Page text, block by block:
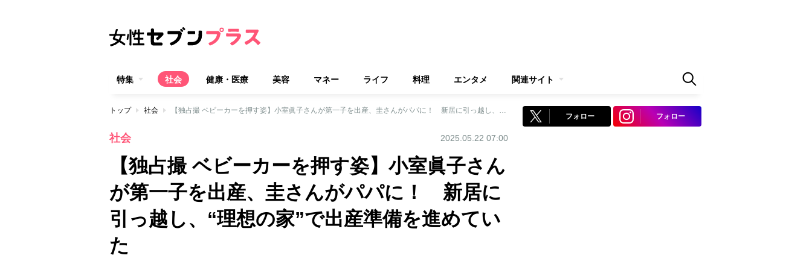
特集 社会 健康・医療 美容 マネー ライフ 料理 エンタメ 関連サイト
トップ 社会 【独占撮 ベビーカーを押す姿】小室眞子さんが第一子を出産、圭さんがパパに！ 新居に引っ越し、“理想の家”で出産準備を進めていた
社会 2025.05.22 07:00
【独占撮 ベビーカーを押す姿】小室眞子さん
が第一子を出産、圭さんがパパに！ 新居に
引っ越し、“理想の家”で出産準備を進めてい
た
フォロー フォロー